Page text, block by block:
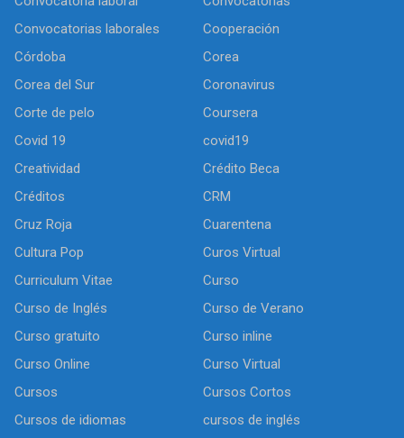
Convocatorias laborales
Cooperación
Córdoba
Corea
Corea del Sur
Coronavirus
Corte de pelo
Coursera
Covid 19
covid19
Creatividad
Crédito Beca
Créditos
CRM
Cruz Roja
Cuarentena
Cultura Pop
Curos Virtual
Curriculum Vitae
Curso
Curso de Inglés
Curso de Verano
Curso gratuito
Curso inline
Curso Online
Curso Virtual
Cursos
Cursos Cortos
Cursos de idiomas
cursos de inglés